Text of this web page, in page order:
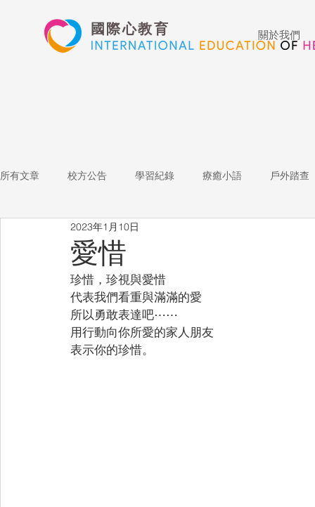
國際心教育 關於我們
所有文章 校方公告 學習紀錄 療癒小語 戶外踏查
表演藝術
心文藝競賽 國際教育
愛惜
2023年1月10日
珍惜，珍視與愛惜
代表我們看重與滿滿的愛
所以勇敢表達吧⋯⋯
用行動向你所愛的家人朋友
表示你的珍惜。